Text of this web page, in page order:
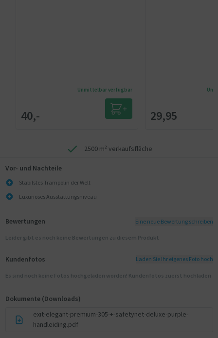
40,-
Unmittelbar verfügbar
29,95
2500 m² verkaufsfläche
Vor- und Nachteile
Stabilstes Trampolin der Welt
Luxuriöses Ausstattungsniveau
Bewertungen Eine neue Bewertung schreiben
Leider gibt es noch keine Bewertungen zu diesem Produkt
Kundenfotos Laden Sie Ihr eigenes Foto hoch
Es sind noch keine Fotos hochgeladen worden! Kundenfotos zuerst hochladen
Dokumente (Downloads)
exit-elegant-premium-305-+-safetynet-deluxe-purple-
handleiding.pdf